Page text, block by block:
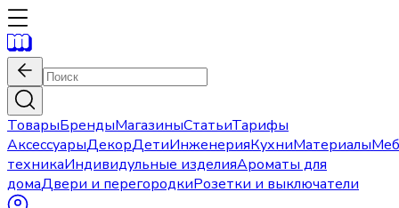
ТоварыБрендыМагазиныСтатьиТарифы
АксессуарыДекорДетиИнженерияКухниМатериалы
техникаИндивидульные изделияАроматы для
домаДвери и перегородкиРозетки и выключатели